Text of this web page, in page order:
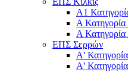
Α1
Α Κατηγορία
Α Κατηγορία
ΕΠΣ Σερρών
Α'
Α'